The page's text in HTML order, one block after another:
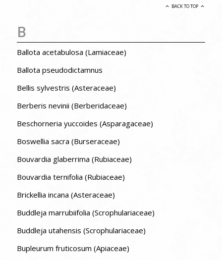
BACK TO TOP
B
Ballota acetabulosa (Lamiaceae)
Ballota pseudodictamnus
Bellis sylvestris (Asteraceae)
Berberis nevinii (Berberidaceae)
Beschorneria yuccoides (Asparagaceae)
Boswellia sacra (Burseraceae)
Bouvardia glaberrima (Rubiaceae)
Bouvardia ternifolia (Rubiaceae)
Brickellia incana (Asteraceae)
Buddleja marrubiifolia (Scrophulariaceae)
Buddleja utahensis (Scrophulariaceae)
Bupleurum fruticosum (Apiaceae)